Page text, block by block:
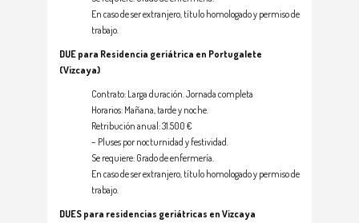
En caso de ser extranjero, título homologado y permiso de
trabajo.
DUE para Residencia geriátrica en Portugalete
(Vizcaya)
Contrato: Larga duración. Jornada completa
Horarios: Mañana, tarde y noche.
Retribución anual: 31.500 €
– Pluses por nocturnidad y festividad.
Se requiere: Grado de enfermería.
En caso de ser extranjero, título homologado y permiso de
trabajo.
DUES para residencias geriátricas en Vizcaya